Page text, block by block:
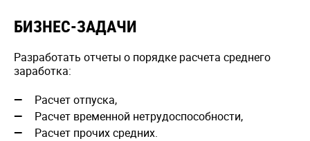
БИЗНЕС-ЗАДАЧИ
Разработать отчеты о порядке расчета среднего
заработка:
Расчет отпуска,
Расчет временной нетрудоспособности,
Расчет прочих средних.